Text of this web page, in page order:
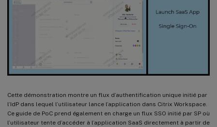
Cette démonstration montre un flux d’authentification unique initié par
l’IdP dans lequel l’utilisateur lance l’application dans Citrix Workspace.
Ce guide de PoC prend également en charge un flux SSO initié par SP où
l’utilisateur tente d’accéder à l’application SaaS directement à partir de